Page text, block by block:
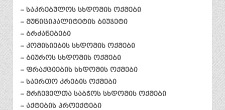
– საკრებულოს სხდომის ოქმები
– მუნიციპალიტეტის ბიუჯეტი
– ბრძანებები
– კომისიების სხდომის ოქმები
– ბიუროს სხდომის ოქმები
– ფრაქციების სხდომის ოქმები
– საერთო კრების ოქმები
– მრჩეველთა საბჭოს სხდომის ოქმები
– აქტების პროექტები